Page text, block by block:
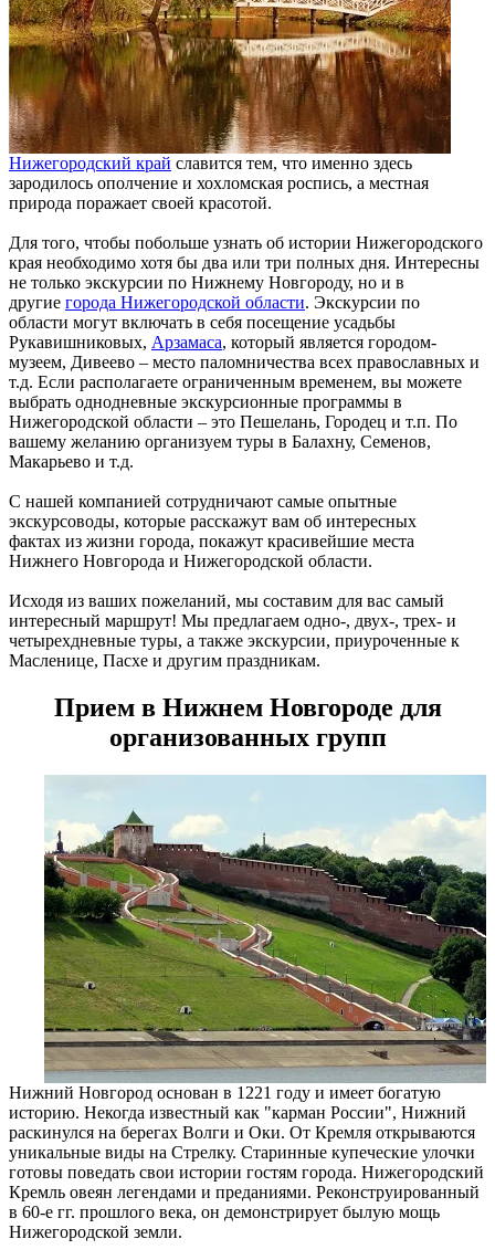
Нижегородский край славится тем, что именно здесь
зародилось ополчение и хохломская роспись, а местная
природа поражает своей красотой.
Для того, чтобы побольше узнать об истории Нижегородского
края необходимо хотя бы два или три полных дня. Интересны
не только экскурсии по Нижнему Новгороду, но и в
другие города Нижегородской области. Экскурсии по
области могут включать в себя посещение усадьбы
Рукавишниковых, Арзамаса, который является городом-
музеем, Дивеево – место паломничества всех православных и
т.д. Если располагаете ограниченным временем, вы можете
выбрать однодневные экскурсионные программы в
Нижегородской области – это Пешелань, Городец и т.п. По
вашему желанию организуем туры в Балахну, Семенов,
Макарьево и т.д.
С нашей компанией сотрудничают самые опытные
экскурсоводы, которые расскажут вам об интересных
фактах из жизни города, покажут красивейшие места
Нижнего Новгорода и Нижегородской области.
Исходя из ваших пожеланий, мы составим для вас самый
интересный маршрут! Мы предлагаем одно-, двух-, трех- и
четырехдневные туры, а также экскурсии, приуроченные к
Масленице, Пасхе и другим праздникам.
Прием в Нижнем Новгороде для
организованных групп
Нижний Новгород основан в 1221 году и имеет богатую
историю. Некогда известный как "карман России", Нижний
раскинулся на берегах Волги и Оки. От Кремля открываются
уникальные виды на Стрелку. Старинные купеческие улочки
готовы поведать свои истории гостям города. Нижегородский
Кремль овеян легендами и преданиями. Реконструированный
в 60-е гг. прошлого века, он демонстрирует былую мощь
Нижегородской земли.